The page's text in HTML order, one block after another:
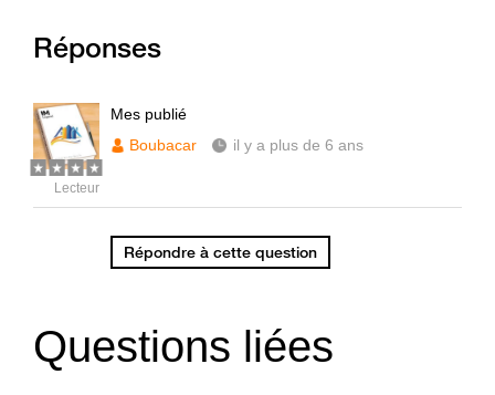
Réponses
Lecteur
Mes publié
Boubacar
il y a plus de 6 ans
Répondre à cette question
Questions liées